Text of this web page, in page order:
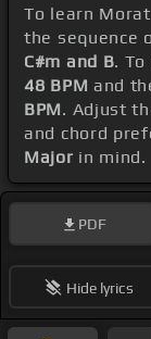
To learn
the sequence
C#m and B.
48 BPM and
BPM. Adjust
and chord
Major in mind.
PDF
Hide lyrics